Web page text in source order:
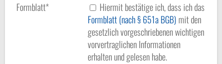
Formblatt*
Hiermit bestätige ich, dass ich das
Formblatt (nach § 651a BGB) mit den
gesetzlich vorgeschriebenen wichtigen
vorvertraglichen Informationen
erhalten und gelesen habe.